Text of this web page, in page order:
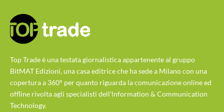
Top Trade è una testata giornalistica appartenente al gruppo
BitMAT Edizioni, una casa editrice che ha sede a Milano con una
copertura a 360° per quanto riguarda la comunicazione online ed
offline rivolta agli specialisti dell'lnformation & Communication
Technology.